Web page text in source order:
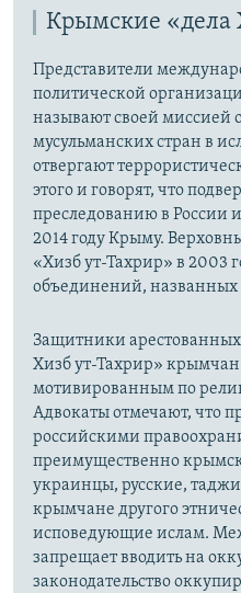
Крымские «дела
Представители
политической
называют своей миссией
мусульманских стран в
отвергают
этого и говорят, что
преследованию в России
2014 году Крыму.
«Хизб ут-Тахрир» в 2003
объединений, названных
Защитники
Хизб ут-Тахрир»
мотивированным по
Адвокаты отмечают, что
российскими
преимущественно
украинцы, русские,
крымчане другого
исповедующие ислам.
запрещает вводить на
законодательство